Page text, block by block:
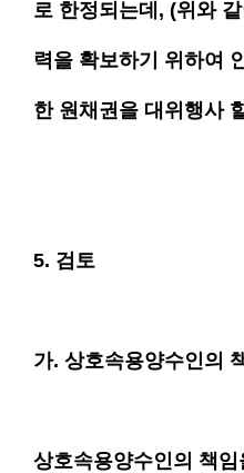
로 한정되는데, (위와
력을 확보하기 위하여
한 원채권을 대위행사
5. 검토
가. 상호속용양수인의
상호속용양수인의 책